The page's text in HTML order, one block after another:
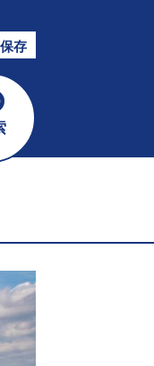
存